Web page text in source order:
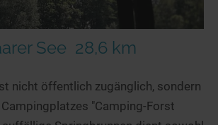
See 28,6 km
nicht öffentlich zugänglich, sondern
"Camping-Forst